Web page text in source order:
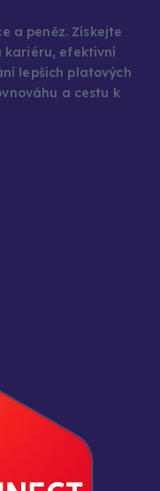
kariéru, efektivní
lepších platových
a cestu k